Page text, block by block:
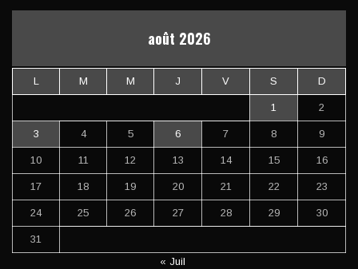
août 2026
L M M J V S D
1 2
3 4 5 6 7 8 9
10 11 12 13 14 15 16
17 18 19 20 21 22 23
24 25 26 27 28 29 30
31
« Juil